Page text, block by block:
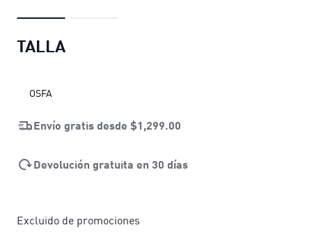
TALLA
OSFA
Envío gratis desde $1,299.00
Devolución gratuita en 30 días
Excluido de promociones